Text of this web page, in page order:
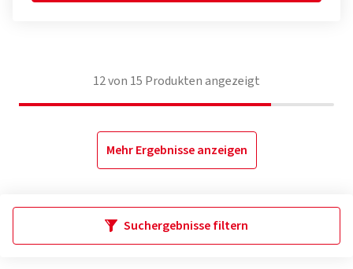
12von 15 Produkten angezeigt
Mehr Ergebnisse anzeigen
Suchergebnisse filtern